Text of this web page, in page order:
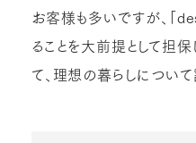
お客様も多いですが、「
ることを大前提として担保
て、理想の暮らしについて